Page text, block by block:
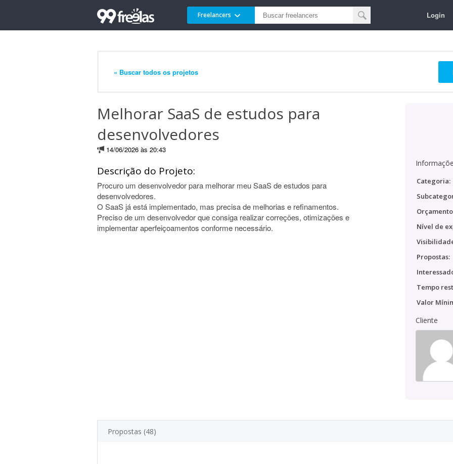
Freelancers Login
« Buscar todos os projetos
Melhorar SaaS de estudos para
desenvolvedores
14/06/2026 às 20:43
Descrição do Projeto:
Procuro um desenvolvedor para melhorar meu SaaS de estudos para
desenvolvedores.
O SaaS já está implementado, mas precisa de melhorias e refinamentos.
Preciso de um desenvolvedor que consiga realizar correções, otimizações e
implementar aperfeiçoamentos conforme necessário.
Categoria:
Nível de
Propostas:
Tempo
Valor
Cliente
Propostas (48)